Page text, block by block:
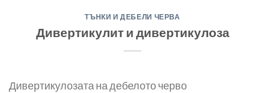
ТЪНКИ И ДЕБЕЛИ ЧЕРВА
Дивертикулит и дивертикулоза
Дивертикулозата на дебелото черво